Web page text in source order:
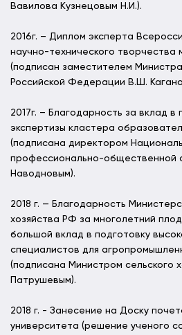
Вавилова Кузнецовым Н.И.).
2016г. – Диплом эксперта
научно-технического
(подписан заместителем
Российской Федерации В.Ш.
2017г. – Благодарность за вклад
экспертизы кластера
(подписана директором
профессионально-общественной
Наводновым).
2018 г. — Благодарность
хозяйства РФ за многолетний
большой вклад в подготовку
специалистов для
(подписана Министром сельского
Патрушевым).
2018 г. - Занесение на Доску
университета (решение ученого